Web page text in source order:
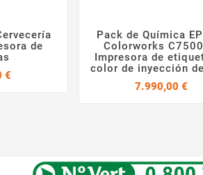
de
€
 
Pack de Química
Colorworks
Impresora de
color de inyección
7.990,00 €